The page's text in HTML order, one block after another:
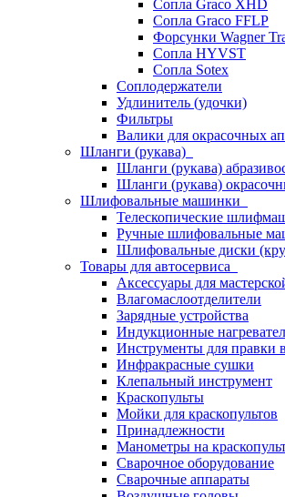
Сопла Graco XHD
Сопла Graco FFLP
Форсунки Wagner
Сопла HYVST
Сопла Sotex
Соплодержатели
Удлинитель (удочки)
Фильтры
Валики для окрасочных
Шланги (рукава)
Шланги (рукава)
Шланги (рукава)
Шлифовальные машинки
Телескопические
Ручные шлифовальные
Шлифовальные диски
Товары для автосервиса
Аксессуары для
Влагомаслоотделители
Зарядные устройства
Индукционные
Инструменты для правки
Инфракрасные сушки
Клепальный инструмент
Краскопульты
Мойки для краскопультов
Принадлежности
Манометры на
Сварочное оборудование
Сварочные аппараты